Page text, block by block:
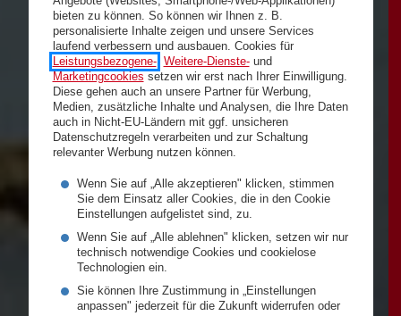
bieten zu können. So können wir Ihnen z. B.
personalisierte Inhalte zeigen und unsere Services
laufend verbessern und ausbauen. Cookies für
Leistungsbezogene-, Weitere-Dienste-und
Marketingcookies setzen wir erst nach Ihrer Einwilligung.
Diese gehen auch an unsere Partner für Werbung,
Medien, zusätzliche Inhalte und Analysen, die Ihre Daten
auch in Nicht-EU-Ländern mit ggf. unsicheren
Datenschutzregeln verarbeiten und zur Schaltung
relevanter Werbung nutzen können.
Wenn Sie auf „Alle akzeptieren" klicken, stimmen
Sie dem Einsatz aller Cookies, die in den Cookie
Einstellungen aufgelistet sind, zu.
Wenn Sie auf „Alle ablehnen" klicken, setzen wir nur
technisch notwendige Cookies und cookielose
Technologien ein.
Sie können Ihre Zustimmung in „Einstellungen
anpassen" jederzeit für die Zukunft widerrufen oder